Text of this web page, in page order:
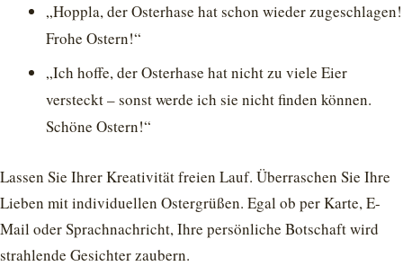
„Hoppla, der Osterhase hat schon wieder zugeschlagen!
Frohe Ostern!“
„Ich hoffe, der Osterhase hat nicht zu viele Eier
versteckt – sonst werde ich sie nicht finden können.
Schöne Ostern!“
Lassen Sie Ihrer Kreativität freien Lauf. Überraschen Sie Ihre
Lieben mit individuellen Ostergrüßen. Egal ob per Karte, E-
Mail oder Sprachnachricht, Ihre persönliche Botschaft wird
strahlende Gesichter zaubern.